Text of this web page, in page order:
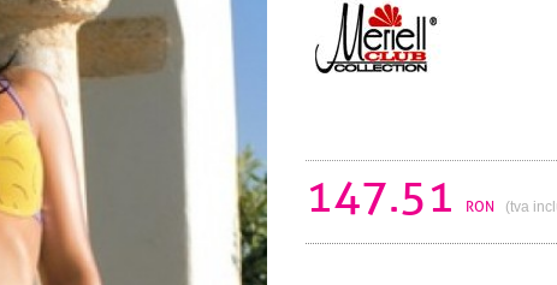
147.51 RON (tva